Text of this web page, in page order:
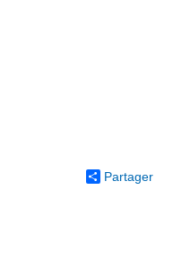
Partager